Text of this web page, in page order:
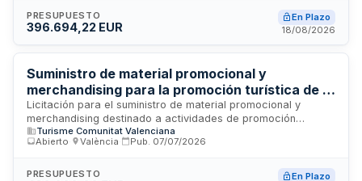
especializado. El contrato se estructura en dos lotes
diferenciados con presupuestos máximos establecidos. El
materiales, características técnicas, calidad exigida y
cumplimiento de plazos de entrega, asumiendo además la
retirada y gestión de residuos generados.
PRESUPUESTO
396.694,22 EUR
En Plazo
18/08/2026
Suministro de material promocional y
merchandising para la promoción turística de la
Comunitat Valenciana
Licitación para el suministro de material promocional y
merchandising destinado a actividades de promoción
turística de la Comunitat Valenciana. El contrato incluye la
entrega sucesiva de bienes según las necesidades de la
adjudicación a múltiples proveedores. Se contemplan
Turisme Comunitat Valenciana
Abierto
València Pub. 07/07/2026
PRESUPUESTO
En Plazo